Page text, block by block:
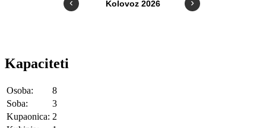
Kapaciteti
Osoba:
8
Soba:
3
Kupaonica: 2